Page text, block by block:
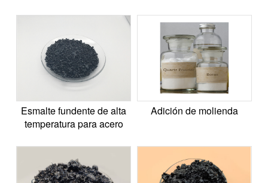
Esmalte fundente de alta
temperatura para acero
Adición de molienda